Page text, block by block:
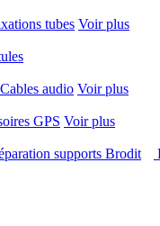
tubes Voir plus
Cables audio Voir plus
GPS Voir plus
supports Brodit